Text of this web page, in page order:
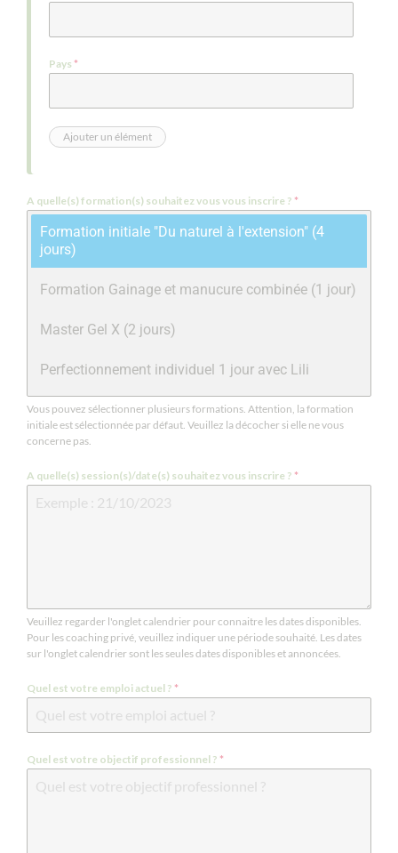
Pays *
A quelle(s) formation(s) souhaitez vous vous inscrire ? *
Formation initiale "Du naturel à l'extension" (4
jours)
Formation Gainage et manucure combinée (1 jour)
Master Gel X (2 jours)
Perfectionnement individuel 1 jour avec Lili
Perfectionnement individuel 2 jours avec Lili
Module Nailart 3D & Chrome
Module Nailart Pierres & Textures
Vous pouvez sélectionner plusieurs formations. Attention, la formation
initiale est sélectionnée par défaut. Veuillez la décocher si elle ne vous
concerne pas.
A quelle(s) session(s)/date(s) souhaitez vous inscrire ? *
Veuillez regarder l'onglet calendrier pour connaitre les dates disponibles.
Pour les coaching privé, veuillez indiquer une période souhaité. Les dates
sur l'onglet calendrier sont les seules dates disponibles et annoncées.
Quel est votre emploi actuel ? *
Quel est votre objectif professionnel ? *